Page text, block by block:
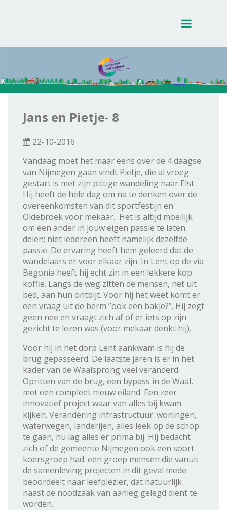
Toggle
Jans en Pietje- 8
22-10-2016
Vandaag moet het maar eens over de 4 daagse
van Nijmegen gaan vindt Pietje, die al vroeg
gestart is met zijn pittige wandeling naar Elst.
Hij heeft de hele dag om na te denken over de
overeenkomsten van dit sportfestijn en
Oldebroek voor mekaar. Het is altijd moeilijk
om een ander in jouw eigen passie te laten
delen; niet iedereen heeft namelijk dezelfde
passie. De ervaring heeft hem geleerd dat de
wandelaars er voor elkaar zijn. In Lent op de via
Begonia heeft hij echt zin in een lekkere kop
koffie. Langs de weg zitten de mensen, net uit
bed, aan hun ontbijt. Voor hij het weet komt er
een vraag uit de berm ”ook een bakje?”. Hij zegt
geen nee en vraagt zich af of er iets op zijn
gezicht te lezen was (voor mekaar denkt hij).
Voor hij in het dorp Lent aankwam is hij de
brug gepasseerd. De laatste jaren is er in het
kader van de Waalsprong veel veranderd.
Opritten van de brug, een bypass in de Waal,
met een compleet nieuw eiland. Een zeer
innovatief project waar van alles bij kwam
kijken. Verandering infrastructuur: woningen,
waterwegen, landerijen, alles leek op de schop
te gaan, nu lag alles er prima bij. Hij bedacht
zich of de gemeente Nijmegen ook een soort
koersgroep had: een groep mensen die vanuit
de samenleving projecten in dit geval mede
beoordeelt naar leefplezier, dat natuurlijk
naast de noodzaak van aanleg gelegd dient te
worden.